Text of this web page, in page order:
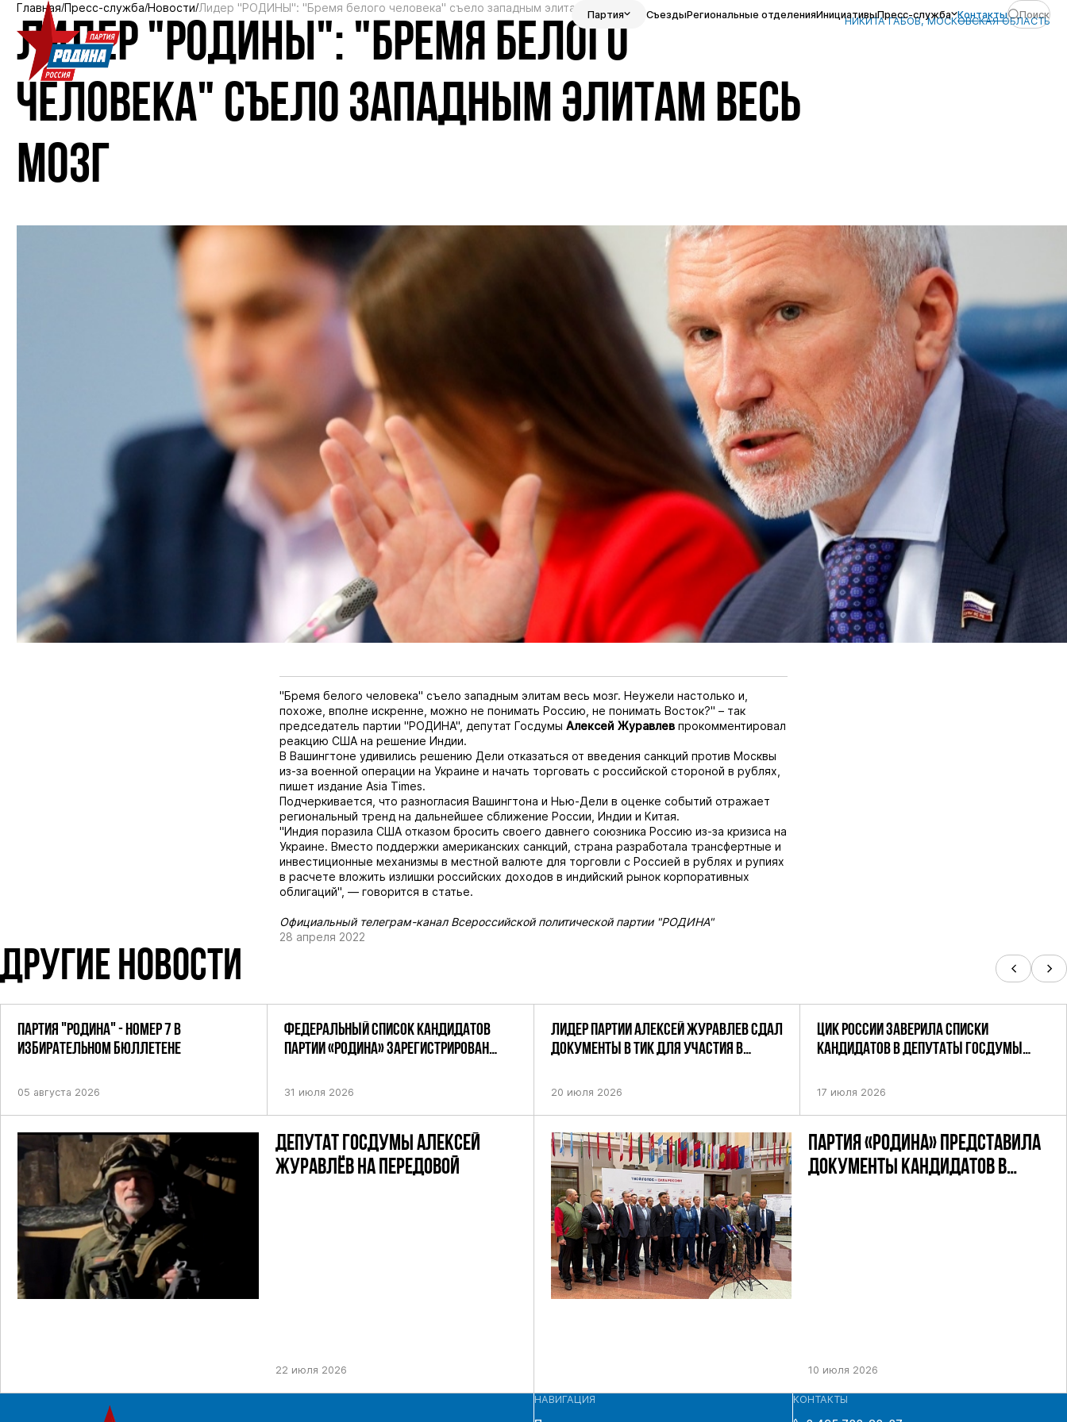
Партия СъездыРегиональные отделенияИнициативыПресс-служба Контакты Поиск
Главная Пресс-служба Новости Лидер "РОДИНЫ": "Бремя белого человека" съело западным элитам весь мозг
ЛИДЕР "РОДИНЫ": "БРЕМЯ БЕЛОГО
ЧЕЛОВЕКА" СЪЕЛО ЗАПАДНЫМ ЭЛИТАМ ВЕСЬ
МОЗГ
НИКИТА ГАБОВ, МОСКОВСКАЯ ОБЛАСТЬ
"Бремя белого человека" съело западным элитам весь мозг. Неужели настолько и,
похоже, вполне искренне, можно не понимать Россию, не понимать Восток?" – так
председатель партии "РОДИНА", депутат Госдумы Алексей Журавлевпрокомментировал
реакцию США на решение Индии.
В Вашингтоне удивились решению Дели отказаться от введения санкций против Москвы
из-за военной операции на Украине и начать торговать с российской стороной в рублях,
пишет издание Asia Times.
Подчеркивается, что разногласия Вашингтона и Нью-Дели в оценке событий отражает
региональный тренд на дальнейшее сближение России, Индии и Китая.
"Индия поразила США отказом бросить своего давнего союзника Россию из-за кризиса на
Украине. Вместо поддержки американских санкций, страна разработала трансфертные и
инвестиционные механизмы в местной валюте для торговли с Россией в рублях и рупиях
в расчете вложить излишки российских доходов в индийский рынок корпоративных
облигаций", — говорится в статье.
Официальный телеграм-канал Всероссийской политической партии "РОДИНА"
28 апреля 2022
ДРУГИЕ НОВОСТИ
ПАРТИЯ "РОДИНА" - НОМЕР 7 В
ИЗБИРАТЕЛЬНОМ БЮЛЛЕТЕНЕ
05 августа 2026
ФЕДЕРАЛЬНЫЙ СПИСОК КАНДИДАТОВ
ПАРТИИ «РОДИНА» ЗАРЕГИСТРИРОВАН
31 июля 2026
ДЕПУТАТ ГОСДУМЫ АЛЕКСЕЙ
ЖУРАВЛЁВ НА ПЕРЕДОВОЙ
22 июля 2026
ЛИДЕР ПАРТИИ АЛЕКСЕЙ ЖУРАВЛЕВ СДАЛ
ДОКУМЕНТЫ В ТИК ДЛЯ УЧАСТИЯ В
ПО НЕФТЕКАМСКОМУ ОДНОМАНДАТНОМУ
20 июля 2026
ЦИК РОССИИ ЗАВЕРИЛА СПИСКИ
КАНДИДАТОВ В ДЕПУТАТЫ ГОСДУМЫ
17 июля 2026
ПАРТИЯ «РОДИНА» ПРЕДСТАВИЛА
ДОКУМЕНТЫ КАНДИДАТОВ В
10 июля 2026
НАВИГАЦИЯ КОНТАКТЫ